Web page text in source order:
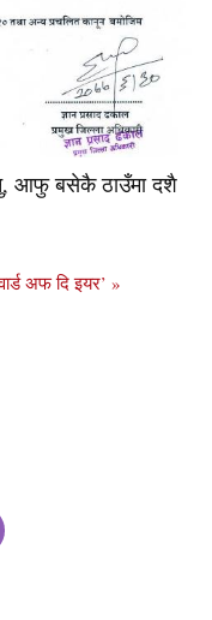
आफु बसेकै ठाउँमा दशै
अफ दि इयर’ »